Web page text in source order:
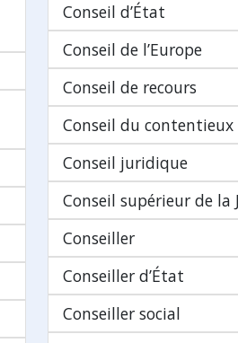
Conseil d’État
Conseil de l’Europe
Conseil de recours
Conseil du contentieux
Conseil juridique
Conseil supérieur de la
Conseiller
Conseiller d’État
Conseiller social